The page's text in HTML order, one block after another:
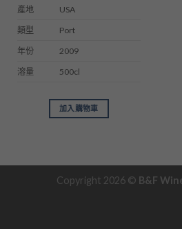
產地 USA
類型 Port
年份 2009
溶量 500cl
加入購物車
Copyright 2026 © B&F